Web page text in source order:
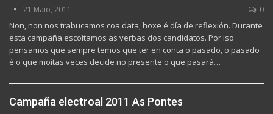
21 Maio, 2011 0
Non, non nos trabucamos coa data, hoxe é día de reflexión. Durante
esta campaña escoitamos as verbas dos candidatos. Por iso
pensamos que sempre temos que ter en conta o pasado, o pasado
é o que moitas veces decide no presente o que pasará…
Campaña electroal 2011 As Pontes